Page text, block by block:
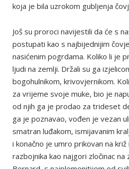
koja je bila uzrokom gubljenja
Još su proroci navijestili da će s
postupati kao s najbijednijim
nasićenim pogrdama. Koliko li je
ljudi na zemlji. Držali su ga
bogohulnikom, krivovjernikom.
za vrijeme svoje muke, bio je
od njih ga je prodao za trideset
ga je poznavao, vođen je vezan
smatran luđakom, ismijavanim
i konačno je umro prikovan na
razbojnika kao najgori zločinac na